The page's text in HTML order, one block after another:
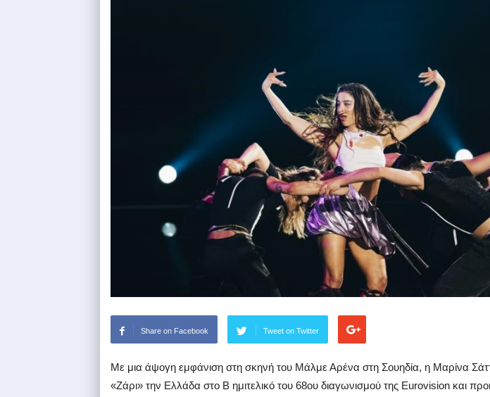
Share on Facebook Tweet on Twitter
Με μια άψογη εμφάνιση στη σκηνή του Μάλμε Αρένα στη Σουηδία, η Μαρίνα
«Ζάρι» την Ελλάδα στο Β ημιτελικό του 68ου διαγωνισμού της Eurovision και